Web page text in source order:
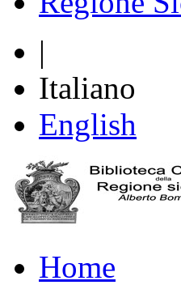
|
Italiano
English
Home